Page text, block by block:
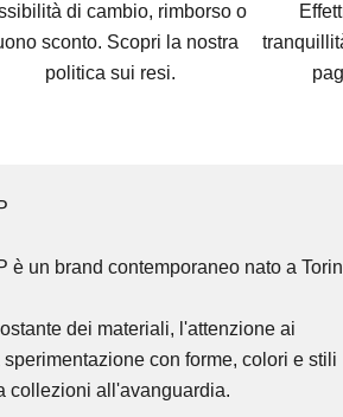
di cambio, rimborso o
sconto. Scopri la nostra
politica sui resi.
è un brand contemporaneo nato a
dei materiali, l'attenzione ai
con forme, colori e stili
collezioni all'avanguardia.